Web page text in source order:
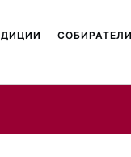
СОБИРАТЕЛИ